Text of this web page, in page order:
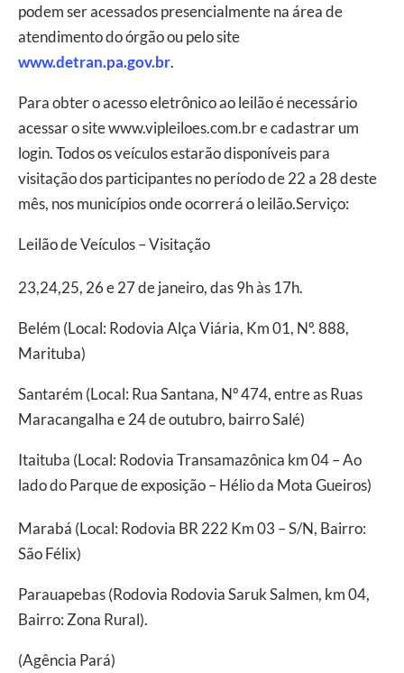
podem ser acessados presencialmente na área de
atendimento do órgão ou pelo site
www.detran.pa.gov.br.
Para obter o acesso eletrônico ao leilão é necessário
acessar o site www.vipleiloes.com.br e cadastrar um
login. Todos os veículos estarão disponíveis para
visitação dos participantes no período de 22 a 28 deste
mês, nos municípios onde ocorrerá o leilão.Serviço:
Leilão de Veículos – Visitação
23,24,25, 26 e 27 de janeiro, das 9h às 17h.
Belém (Local: Rodovia Alça Viária, Km 01, Nº. 888,
Marituba)
Santarém (Local: Rua Santana, Nº 474, entre as Ruas
Maracangalha e 24 de outubro, bairro Salé)
Itaituba (Local: Rodovia Transamazônica km 04 – Ao
lado do Parque de exposição – Hélio da Mota Gueiros)
Marabá (Local: Rodovia BR 222 Km 03 – S/N, Bairro:
São Félix)
Parauapebas (Rodovia Rodovia Saruk Salmen, km 04,
Bairro: Zona Rural).
(Agência Pará)